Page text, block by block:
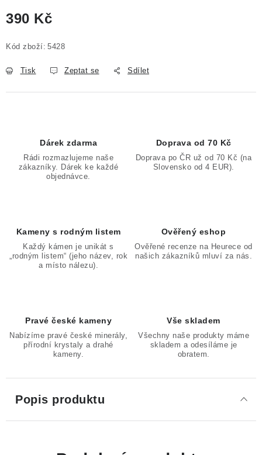
390 Kč
Kód zboží: 5428
Tisk Zeptat se Sdílet
Dárek zdarma
Rádi rozmazlujeme naše
zákazníky. Dárek ke každé
objednávce.
Doprava od 70 Kč
Doprava po ČR už od 70 Kč (na
Slovensko od 4 EUR).
Kameny s rodným listem
Každý kámen je unikát s
„rodným listem“ (jeho název, rok
a místo nálezu).
Ověřený eshop
Ověřené recenze na Heurece od
našich zákazníků mluví za nás.
Pravé české kameny
Nabízíme pravé české minerály,
přírodní krystaly a drahé
kameny.
Vše skladem
Všechny naše produkty máme
skladem a odesíláme je
obratem.
Popis produktu